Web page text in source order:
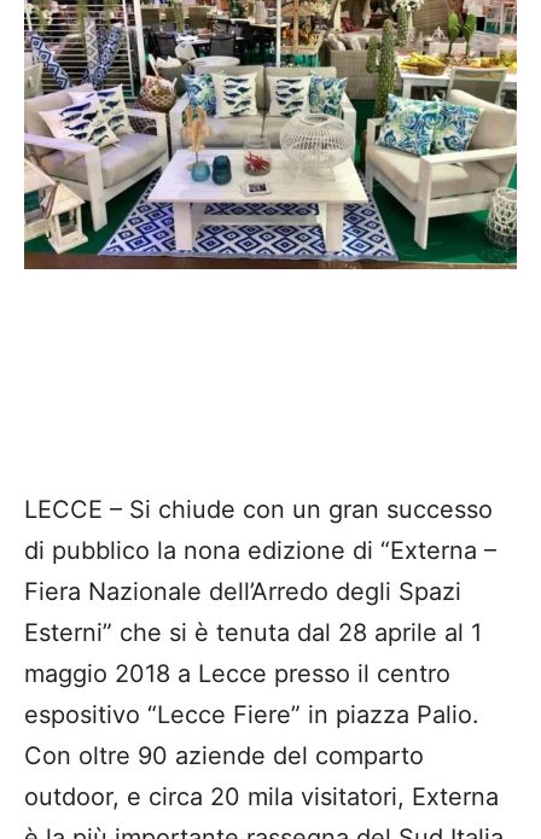
LECCE – Si chiude con un gran successo
di pubblico la nona edizione di “Externa –
Fiera Nazionale dell’Arredo degli Spazi
Esterni” che si è tenuta dal 28 aprile al 1
maggio 2018 a Lecce presso il centro
espositivo “Lecce Fiere” in piazza Palio.
Con oltre 90 aziende del comparto
outdoor, e circa 20 mila visitatori, Externa